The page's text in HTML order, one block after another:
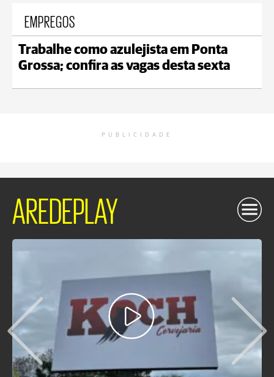
EMPREGOS
Trabalhe como azulejista em Ponta
Grossa; confira as vagas desta sexta
PUBLICIDADE
AREDEPLAY